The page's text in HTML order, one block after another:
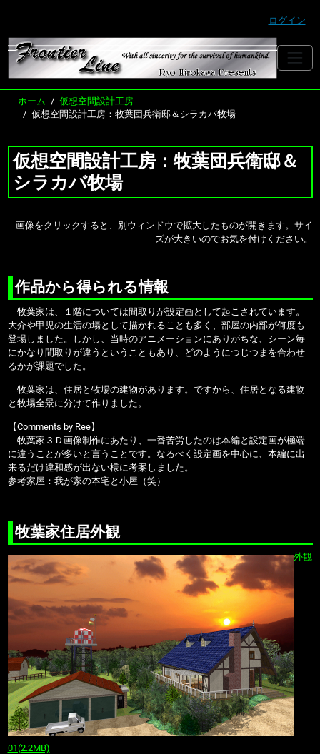
ログイン
ホーム
仮想空間設計工房
仮想空間設計工房：牧葉団兵衛邸＆シラカバ牧場
仮想空間設計工房：牧葉団兵衛邸＆
シラカバ牧場
画像をクリックすると、別ウィンドウで拡大したものが開きます。サイ
ズが大きいのでお気を付けください。
作品から得られる情報
牧葉家は、１階については間取りが設定画として起こされています。
大介や甲児の生活の場として描かれることも多く、部屋の内部が何度も
登場しました。しかし、当時のアニメーションにありがちな、シーン毎
にかなり間取りが違うということもあり、どのようにつじつまを合わせ
るかが課題でした。
牧葉家は、住居と牧場の建物があります。ですから、住居となる建物
と牧場全景に分けて作りました。
【Comments by Ree】
牧葉家３Ｄ画像制作にあたり、一番苦労したのは本編と設定画が極端
に違うことが多いと言うことです。なるべく設定画を中心に、本編に出
来るだけ違和感が出ない様に考案しました。
参考家屋：我が家の本宅と小屋（笑）
牧葉家住居外観
外観
01(2.2MB)